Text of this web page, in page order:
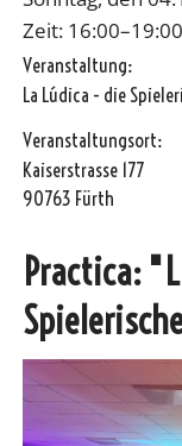
Zeit:
Veranstaltung:
La Lúdica - die
Veranstaltungsort:
Kaiserstrasse 177
90763 Fürth
Practica: